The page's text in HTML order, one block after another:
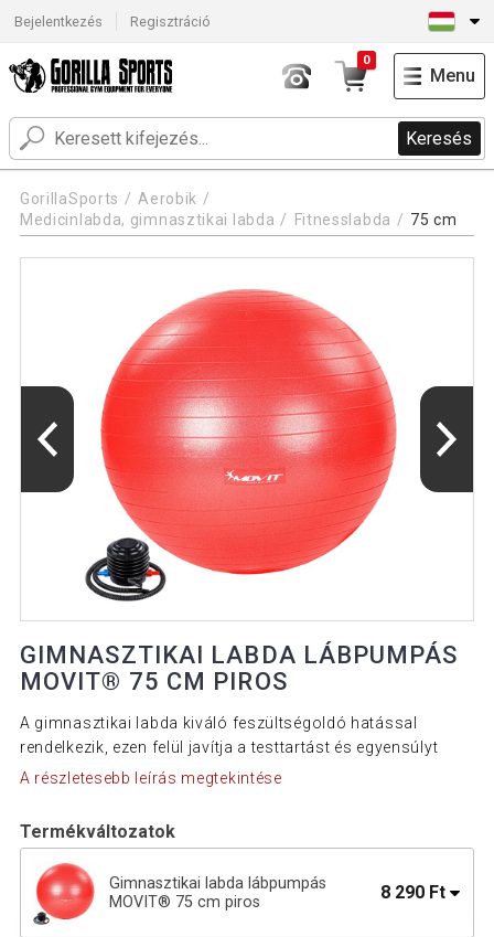
Bejelentkezés Regisztráció
Keresés
0
Menu
GorillaSports
Aerobik
Medicinlabda, gimnasztikai labda
Fitnesslabda 75 cm
GIMNASZTIKAI LABDA LÁBPUMPÁS
MOVIT® 75 CM PIROS
A gimnasztikai labda kiváló feszültségoldó hatással
rendelkezik, ezen felül javítja a testtartást és egyensúlyt
A részletesebb leírás megtekintése
Termékváltozatok
Gimnasztikai labda lábpumpás
MOVIT® 75 cm piros
8 290 Ft